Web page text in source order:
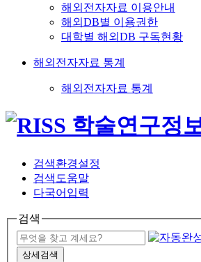
해외전자자료 이용안내
해외DB별 이용권한
대학별 해외DB 구독현황
해외전자자료 통계
해외전자자료 통계
검색환경설정
검색도움말
다국어입력
검색
상세검색